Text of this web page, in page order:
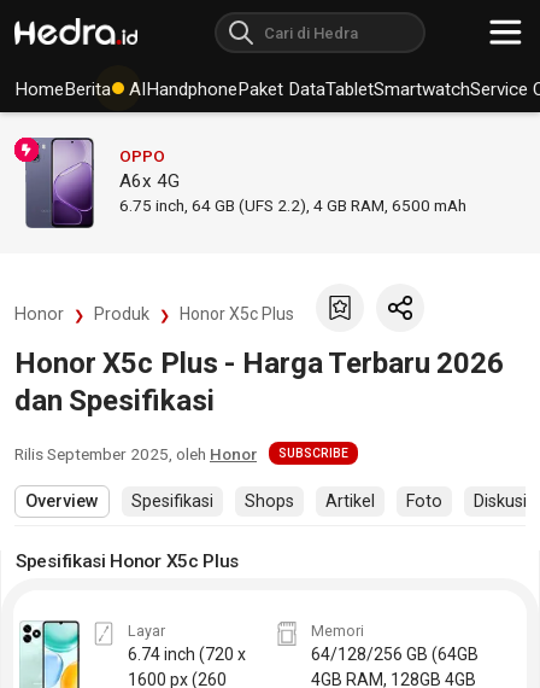
HomeBerita AIHandphonePaket DataTabletSmartwatchService
OPPO
A6x 4G
6.75 inch, 64 GB (UFS 2.2), 4 GB RAM 6500 mAh
Honor Produk Honor X5c Plus
Honor X5c Plus - Harga Terbaru 2026
dan Spesifikasi
RilisSeptember 2025 , oleh Honor SUBSCRIBE
Overview Spesifikasi Shops Artikel Foto Diskusi
Spesifikasi Honor X5c Plus
Layar
6.74 inch (720 x
1600 px (260
Memori
64/128/256 GB (64GB
4GB RAM, 128GB 4GB